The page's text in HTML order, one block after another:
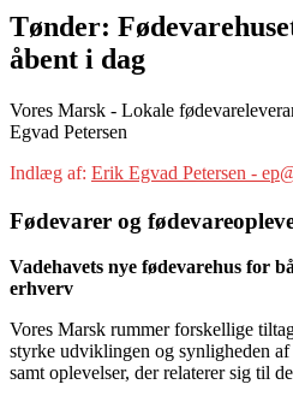
Tønder:
åbent i dag
Vores Marsk - Lokale
Egvad Petersen
Indlæg af: Erik Egvad Petersen -
Fødevarer og
Vadehavets nye fødevarehus for
erhverv
Vores Marsk rummer forskellige
styrke udviklingen og synligheden
samt oplevelser, der relaterer sig til